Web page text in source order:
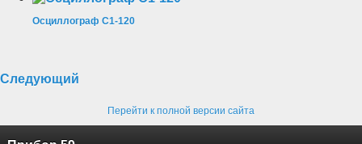
Осциллограф С1-120
Следующий
Перейти к полной версии сайта